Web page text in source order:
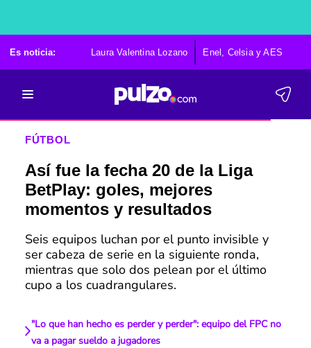
Es noticia: Laura Valentina Lozano Enel, Celsia y AES
FÚTBOL
Así fue la fecha 20 de la Liga
BetPlay: goles, mejores
momentos y resultados
Seis equipos luchan por el punto invisible y
ser cabeza de serie en la siguiente ronda,
mientras que solo dos pelean por el último
cupo a los cuadrangulares.
"Lo que han hecho es perder y perder": equipo del FPC no
va a pagar sueldo a jugadores